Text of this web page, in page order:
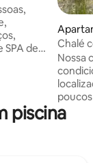
de
e chá.
-Mont-
Chalé
suítes,
Nossa
É
piscina